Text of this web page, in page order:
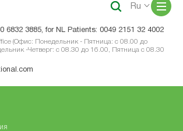
6832 3885, for NL Patients: 0049 2151 32 4002
(Офис: Понедельник - Пятница: с 08.00 до
-Четверг: с 08.30 до 16.00, Пятница с 08.30
Ru